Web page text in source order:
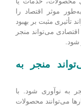
این خبر خوبی برای
کمک کند.
اقتصادی کمک
که می‌تواند به رشد
خدمات یا
موثر اقتصاد را
تأثیری مثبت بر بهبود